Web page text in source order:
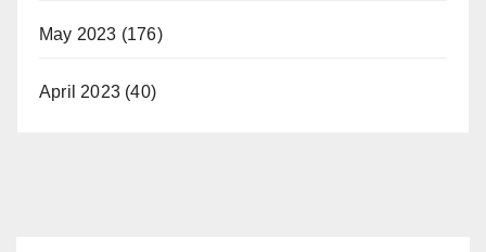
May 2023 (176)
April 2023 (40)